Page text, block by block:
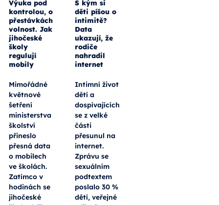
Výuka pod
kontrolou, o
přestávkách
volnost. Jak
jihočeské
školy
regulují
mobily
Mimořádné
květnové
šetření
ministerstva
školství
přineslo
přesná data
o mobilech
ve školách.
Zatímco v
hodinách se
jihočeské
S kým si
děti píšou o
intimitě?
Data
ukazují, že
rodiče
nahradil
internet
Intimní život
dětí a
dospívajících
se z velké
části
přesunul na
internet.
Zprávu se
sexuálním
podtextem
poslalo 30 %
dětí, veřejné